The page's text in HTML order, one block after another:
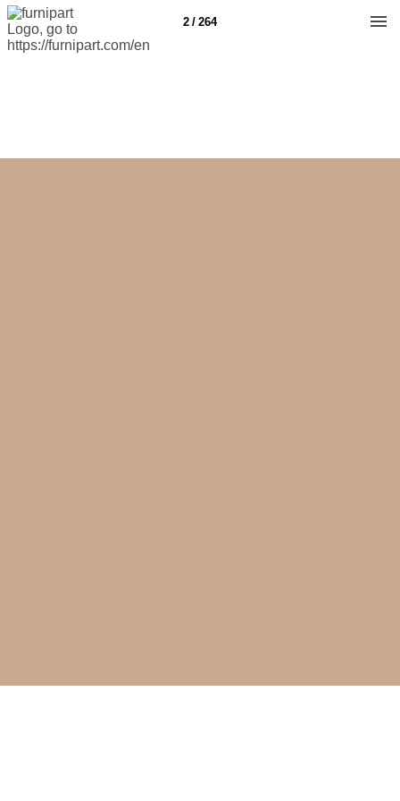
2 / 264